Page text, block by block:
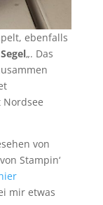
ebenfalls
„. Das
Nordsee
von
Stampin‘
mir etwas